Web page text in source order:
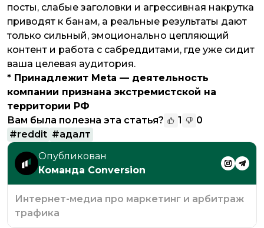
посты, слабые заголовки и агрессивная накрутка
приводят к банам, а реальные результаты дают
только сильный, эмоционально цепляющий
контент и работа с сабреддитами, где уже сидит
ваша целевая аудитория.
* Принадлежит Meta — деятельность
компании признана экстремистской на
территории РФ
Вам была полезна эта статья?
1
0
#reddit #адалт
Опубликован
Команда Conversion
Интернет-медиа про маркетинг и арбитраж
трафика